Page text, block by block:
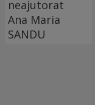
neajutorat
Ana Maria
SANDU